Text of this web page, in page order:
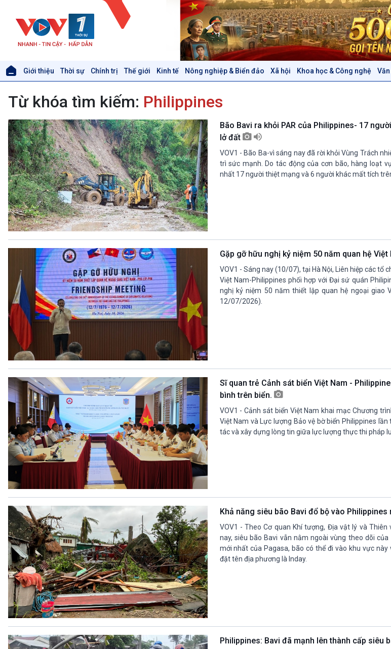
Giới thiệu Thời sự Chính trị Thế giới Kinh tế Nông nghiệp & Biển đảo Xã hội Khoa học & Công nghệ
Thời sự 6h
Thời sự 18h
Thời sự 21h30
Bản tin
Chuyên mục
Theo dòng Thời sự
Quốc hội với cử tri
Xây dựng đảng
Đảng trong cuộc sống
Nhận diện sự thật
Pháp luật và đời sống
Hồ sơ sự
Biên
bền
Xã hội
Tin Đời sống & Xã hội
360 độ Sức khỏe
Tài nguyên và Môi trường
Chuyên gia của bạn
Xã hội chuyển động
Bước chân đến trường
Khoa học & Công nghệ
Tin Khoa học & Công nghệ
Kết nối công nghệ
khí hậu
E-
VOV1 đặc biệt
Thanh âm ký sự
Chân dung cuộc sống
Các chương trình đặc biệt
Từ khóa tìm kiếm: Philippines
Bão Bavi ra khỏi PAR của Philippines- 17
lở đất
VOV1 - Bão Ba-vì sáng nay đã rời khỏi Vùng Trách
trì sức mạnh. Do tác động của cơn bão, hàng loạt
nhất 17 người thiệt mạng và 6 người khác mất tích
Gặp gỡ hữu nghị kỷ niệm 50 năm quan hệ
VOV1 - Sáng nay (10/07), tại Hà Nội, Liên hiệp các tổ
Việt Nam-Philippines phối hợp với Đại sứ quán
nghị kỷ niệm 50 năm thiết lập quan hệ ngoại giao
12/07/2026).
Sĩ quan trẻ Cảnh sát biển Việt Nam -
bình trên biển.
VOV1 - Cảnh sát biển Việt Nam khai mạc Chương
Việt Nam và Lực lượng Bảo vệ bờ biển Philippines
tác và xây dựng lòng tin giữa lực lượng thực thi pháp
Khả năng siêu bão Bavi đổ bộ vào Philippines
VOV1 - Theo Cơ quan Khí tượng, Địa vật lý và Thiên
nay, siêu bão Bavi vẫn nằm ngoài vùng theo dõi
mới nhất của Pagasa, bão có thể đi vào khu vực
đặt tên địa phương là Inday.
Philippines: Bavi đã mạnh lên thành cấp siêu